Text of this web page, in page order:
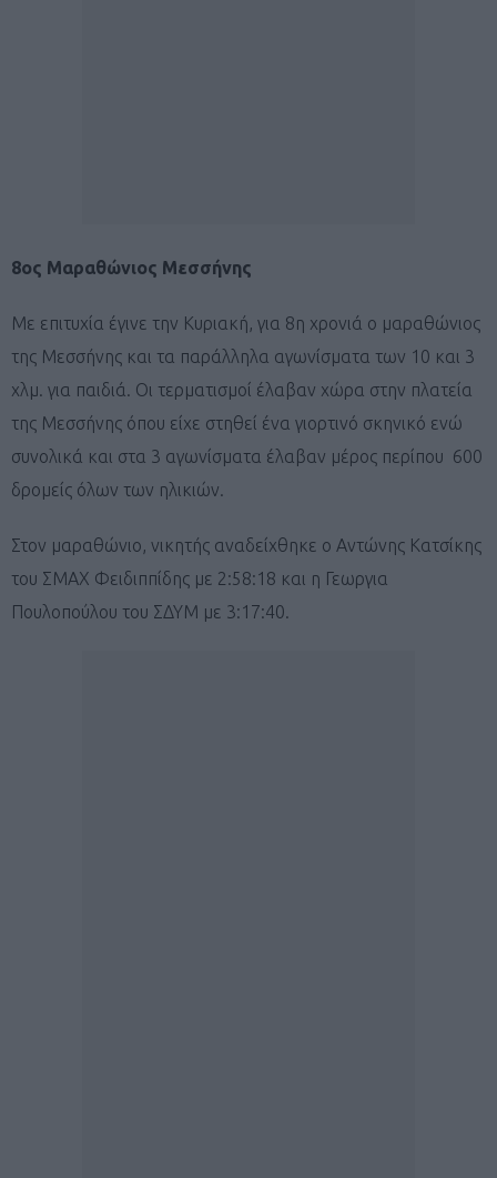
8ος Μαραθώνιος Μεσσήνης
Με επιτυχία έγινε την Κυριακή, για 8η χρονιά ο μαραθώνιος
της Μεσσήνης και τα παράλληλα αγωνίσματα των 10 και 3
χλμ. για παιδιά. Οι τερματισμοί έλαβαν χώρα στην πλατεία
της Μεσσήνης όπου είχε στηθεί ένα γιορτινό σκηνικό ενώ
συνολικά και στα 3 αγωνίσματα έλαβαν μέρος περίπου 600
δρομείς όλων των ηλικιών.
Στον μαραθώνιο, νικητής αναδείχθηκε ο Αντώνης Κατσίκης
του ΣΜΑΧ Φειδιππίδης με 2:58:18 και η Γεωργια
Πουλοπούλου του ΣΔΥΜ με 3:17:40.